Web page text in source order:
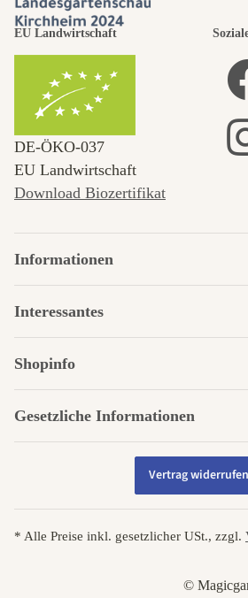
EU Landwirtschaft
DE‑ÖKO‑037
EU Landwirtschaft
Download Biozertifikat
Informationen
Interessantes
Shopinfo
Gesetzliche Informationen
Vertrag widerrufen
* Alle Preise inkl. gesetzlicher USt., zzgl.
©